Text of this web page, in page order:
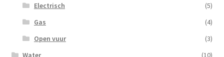
Electrisch
(5)
Gas
(4)
Open vuur
(3)
Water
(10)